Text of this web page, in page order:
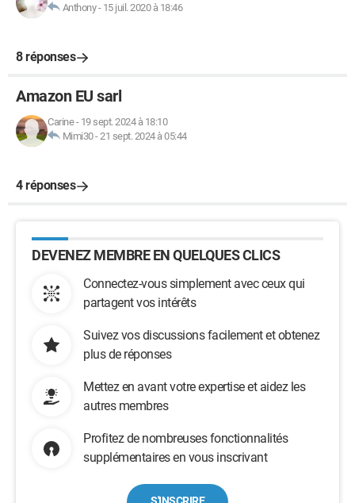
Anthony- 15 juil. 2020 à 18:46
8 réponses
Amazon EU sarl
Carine- 19 sept. 2024 à 18:10
Mimi30-21 sept. 2024 à 05:44
4 réponses
DEVENEZ MEMBRE EN QUELQUES CLICS
Connectez-vous simplement avec ceux qui
partagent vos intérêts
Suivez vos discussions facilement et obtenez
plus de réponses
Mettez en avant votre expertise et aidez les
autres membres
Profitez de nombreuses fonctionnalités
supplémentaires en vous inscrivant